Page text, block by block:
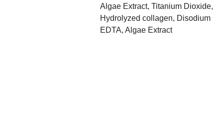
Algae Extract, Titanium Dioxide,
Hydrolyzed collagen, Disodium
EDTA, Algae Extract